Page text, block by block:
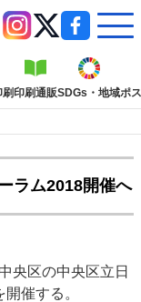
印刷通販SDGs・地域ポ
印刷通販
ラム2018開催へ
央区の中央区立日
催する。